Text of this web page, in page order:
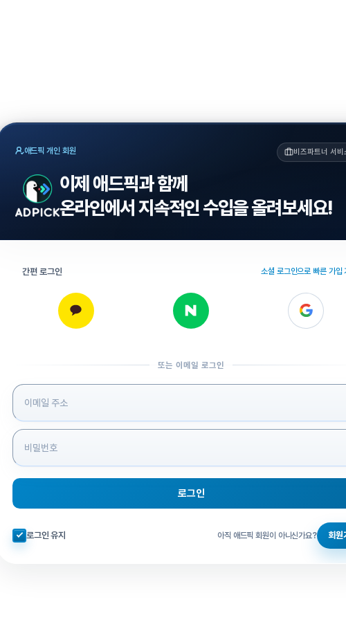
애드픽 개인 회원 비즈파트너 서비
이제 애드픽과 함께
온라인에서 지속적인 수입을 올려보세요!
간편 로그인 소셜 로그인으로 빠른 가입
또는 이메일 로그인
로그인 정보 입력
로그인
자동로그인 체크
로그인 유지 아직 애드픽 회원이 아니신가요? 회원